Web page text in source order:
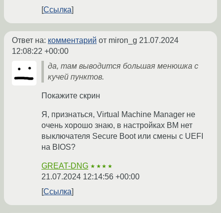
Ссылка
Ответ на: комментарий от miron_g 21.07.2024
12:08:22 +00:00
да, там выводится большая менюшка с
кучей пунктов.
Покажите скрин
Я, признаться, Virtual Machine Manager не
очень хорошо знаю, в настройках ВМ нет
выключателя Secure Boot или смены с UEFI
на BIOS?
GREAT-DNG ★★★★
21.07.2024 12:14:56 +00:00
Ссылка